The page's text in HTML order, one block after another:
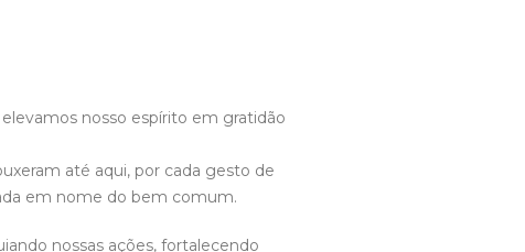
nosso espírito em gratidão
até aqui, por cada gesto de
em nome do bem comum.
nossas ações, fortalecendo